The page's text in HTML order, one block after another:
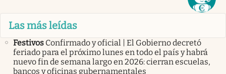
Las más leídas
Festivos Confirmado y oficial | El Gobierno decretó
feriado para el próximo lunes en todo el país y habrá
nuevo fin de semana largo en 2026: cierran escuelas,
bancos y oficinas gubernamentales